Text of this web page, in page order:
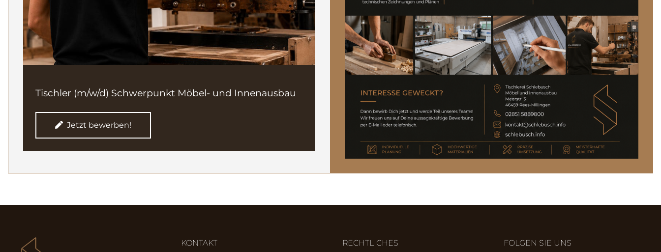
Tischler (m/w/d) Schwerpunkt Möbel- und Innenausbau
Jetzt bewerben!
KONTAKT RECHTLICHES FOLGEN SIE UNS